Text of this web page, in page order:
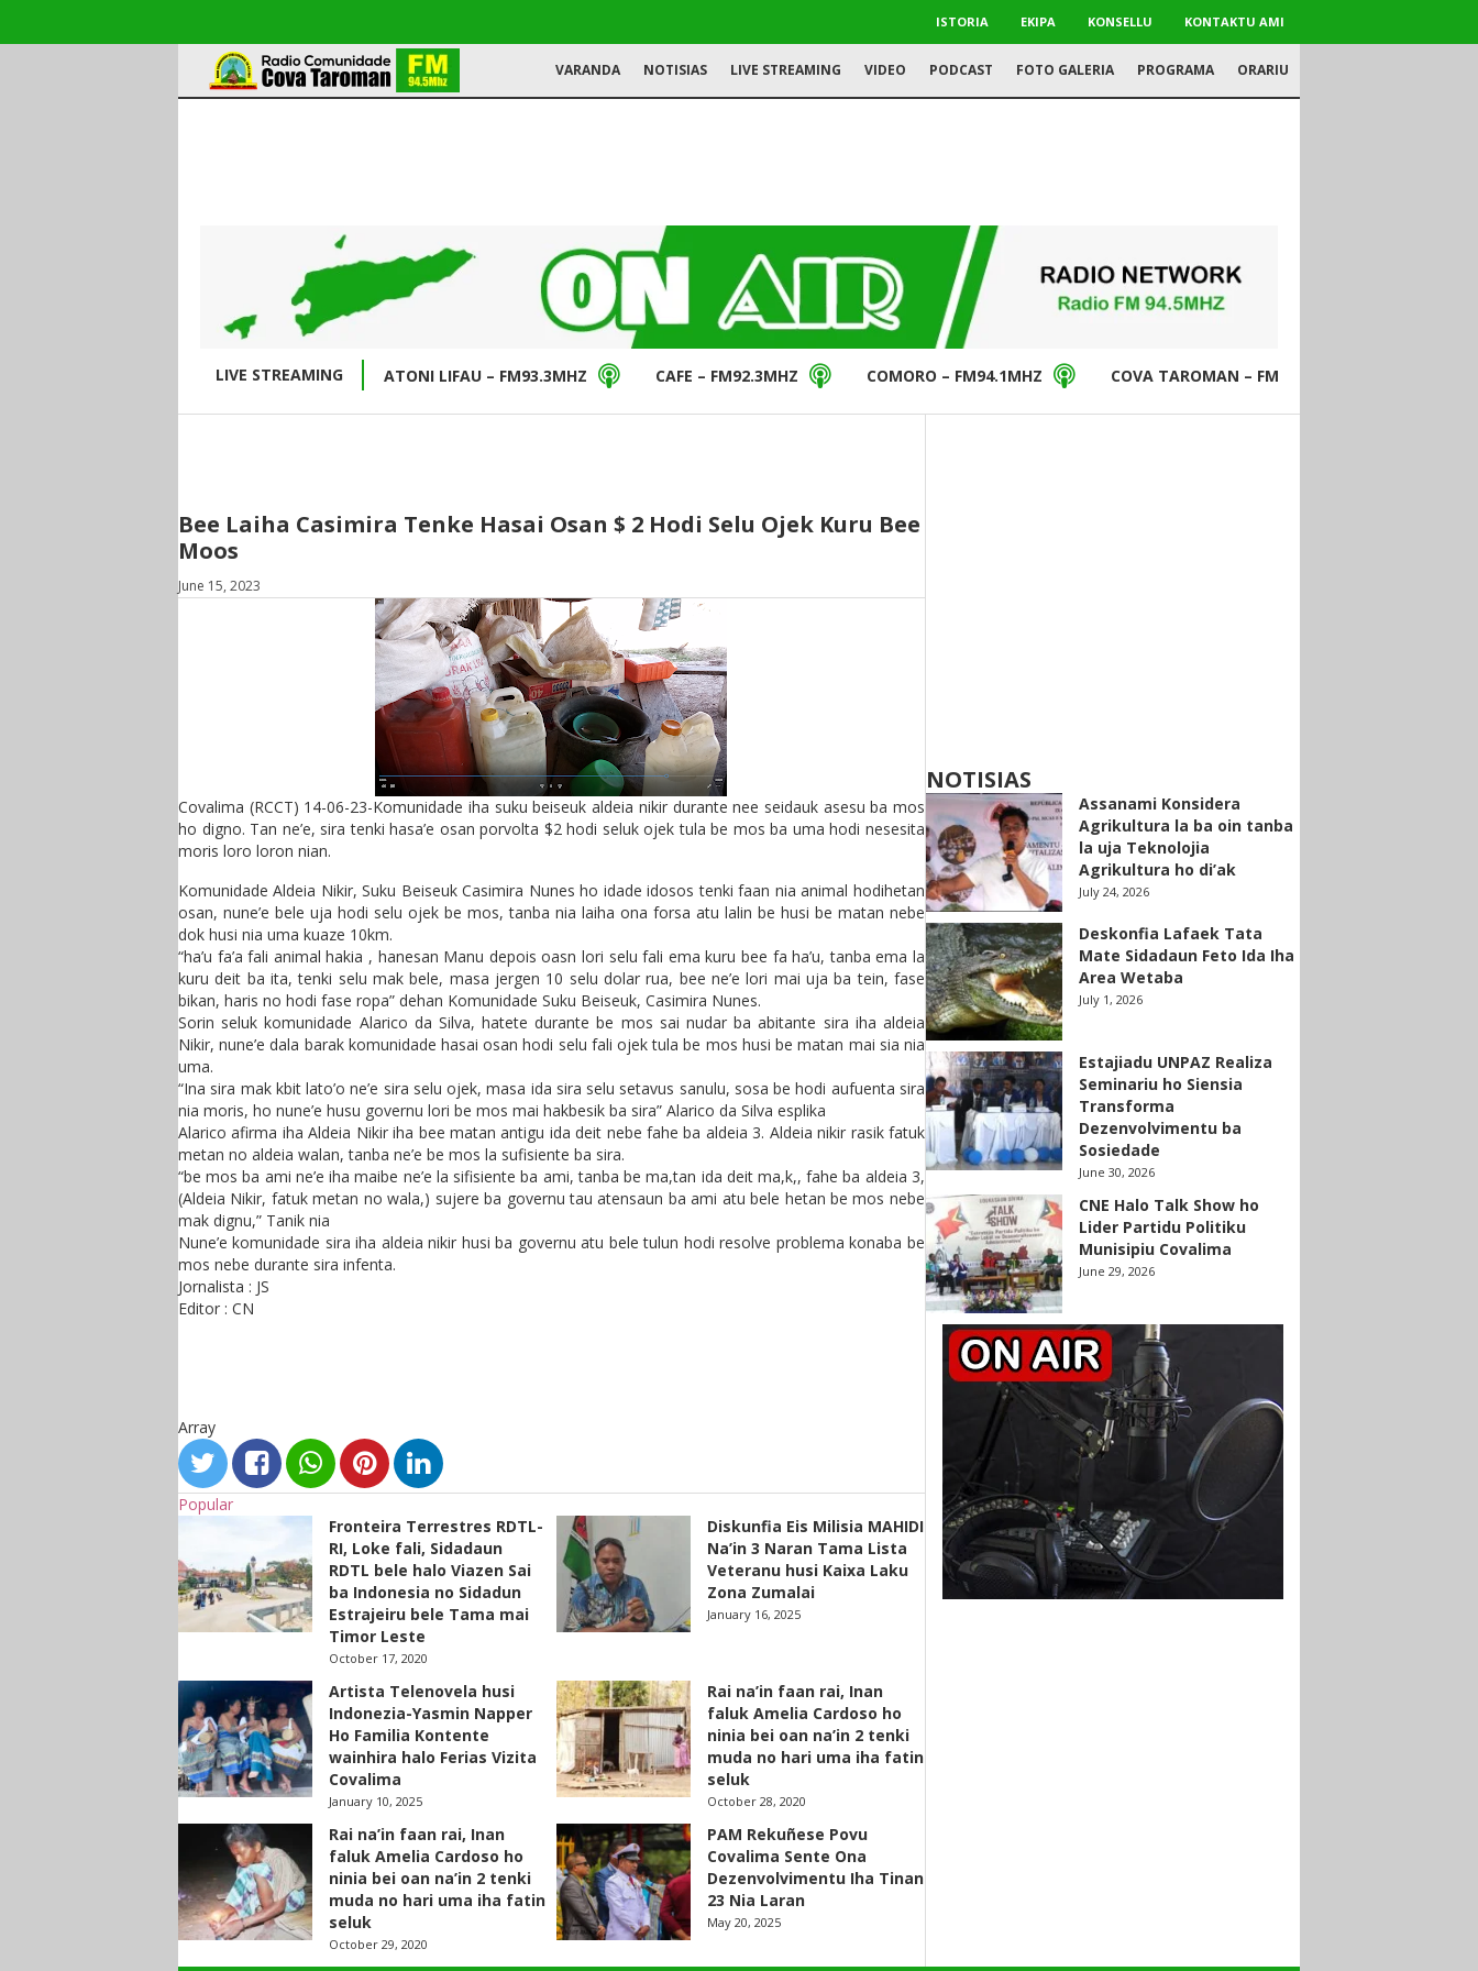
ISTORIA EKIPA KONSELLU KONTAKTU AMI
VARANDA NOTISIAS LIVE STREAMING VIDEO PODCAST FOTO GALERIA PROGRAMA ORARIU
LIVE STREAMING ATONI LIFAU – FM93.3MHZ CAFE – FM92.3MHZ COMORO – FM94.1MHZ COVA TAROMAN – FM94.5MHZ
Bee Laiha Casimira Tenke Hasai Osan $ 2 Hodi Selu Ojek Kuru Bee
Moos
June 15, 2023
Covalima (RCCT) 14-06-23-Komunidade iha suku beiseuk aldeia nikir durante nee seidauk asesu ba mos
ho digno. Tan ne’e, sira tenki hasa’e osan porvolta $2 hodi seluk ojek tula be mos ba uma hodi nesesita
moris loro loron nian.
Komunidade Aldeia Nikir, Suku Beiseuk Casimira Nunes ho idade idosos tenki faan nia animal hodihetan
osan, nune’e bele uja hodi selu ojek be mos, tanba nia laiha ona forsa atu lalin be husi be matan nebe
dok husi nia uma kuaze 10km.
“ha’u fa’a fali animal hakia , hanesan Manu depois oasn lori selu fali ema kuru bee fa ha’u, tanba ema la
kuru deit ba ita, tenki selu mak bele, masa jergen 10 selu dolar rua, bee ne’e lori mai uja ba tein, fase
bikan, haris no hodi fase ropa” dehan Komunidade Suku Beiseuk, Casimira Nunes.
Sorin seluk komunidade Alarico da Silva, hatete durante be mos sai nudar ba abitante sira iha aldeia
Nikir, nune’e dala barak komunidade hasai osan hodi selu fali ojek tula be mos husi be matan mai sia nia
uma.
“Ina sira mak kbit lato’o ne’e sira selu ojek, masa ida sira selu setavus sanulu, sosa be hodi aufuenta sira
nia moris, ho nune’e husu governu lori be mos mai hakbesik ba sira” Alarico da Silva esplika
Alarico afirma iha Aldeia Nikir iha bee matan antigu ida deit nebe fahe ba aldeia 3. Aldeia nikir rasik fatuk
metan no aldeia walan, tanba ne’e be mos la sufisiente ba sira.
“be mos ba ami ne’e iha maibe ne’e la sifisiente ba ami, tanba be ma,tan ida deit ma,k,, fahe ba aldeia 3,
(Aldeia Nikir, fatuk metan no wala,) sujere ba governu tau atensaun ba ami atu bele hetan be mos nebe
mak dignu,” Tanik nia
Nune’e komunidade sira iha aldeia nikir husi ba governu atu bele tulun hodi resolve problema konaba be
mos nebe durante sira infenta.
Jornalista : JS
Editor : CN
Array
Popular
Fronteira Terrestres RDTL-
RI, Loke fali, Sidadaun
RDTL bele halo Viazen Sai
ba Indonesia no Sidadun
Estrajeiru bele Tama mai
Timor Leste
October 17, 2020
Diskunfia Eis Milisia MAHIDI
Na’in 3 Naran Tama Lista
Veteranu husi Kaixa Laku
Zona Zumalai
January 16, 2025
Artista Telenovela husi
Indonezia-Yasmin Napper
Ho Familia Kontente
wainhira halo Ferias Vizita
Covalima
January 10, 2025
Rai na’in faan rai, Inan
faluk Amelia Cardoso ho
ninia bei oan na’in 2 tenki
muda no hari uma iha fatin
seluk
October 28, 2020
Rai na’in faan rai, Inan
faluk Amelia Cardoso ho
ninia bei oan na’in 2 tenki
muda no hari uma iha fatin
seluk
October 29, 2020
PAM Rekuñese Povu
Covalima Sente Ona
Dezenvolvimentu Iha Tinan
23 Nia Laran
May 20, 2025
NOTISIAS
Assanami Konsidera
Agrikultura la ba oin tanba
la uja Teknolojia
Agrikultura ho di’ak
July 24, 2026
Deskonfia Lafaek Tata
Mate Sidadaun Feto Ida Iha
Area Wetaba
July 1, 2026
Estajiadu UNPAZ Realiza
Seminariu ho Siensia
Transforma
Dezenvolvimentu ba
Sosiedade
June 30, 2026
CNE Halo Talk Show ho
Lider Partidu Politiku
Munisipiu Covalima
June 29, 2026